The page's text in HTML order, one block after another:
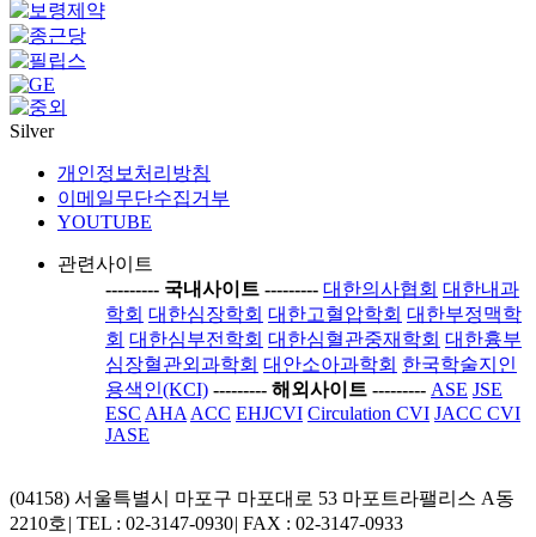
Silver
개인정보처리방침
이메일무단수집거부
YOUTUBE
관련사이트
--------- 국내사이트 --------- 대한의사협회 대한내과
학회 대한심장학회 대한고혈압학회 대한부정맥학
회 대한심부전학회 대한심혈관중재학회 대한흉부
심장혈관외과학회 대안소아과학회 한국학술지인
용색인(KCI) --------- 해외사이트 --------- ASE JSE
ESC AHA ACC EHJCVI Circulation CVI JACC CVI
JASE
(04158) 서울특별시 마포구 마포대로 53 마포트라팰리스 A동
2210호 | TEL : 02-3147-0930| FAX : 02-3147-0933